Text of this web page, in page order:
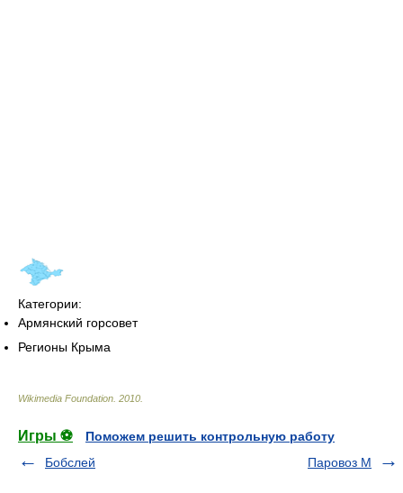
Категории:
Армянский горсовет
Регионы Крыма
Wikimedia Foundation 2010
Игры ⚽
Поможем решить контрольную работу
Бобслей
Паровоз М